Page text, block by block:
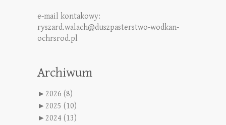
e-mail kontakowy:
ryszard.walach@duszpasterstwo-wodkan-
ochrsrod.pl
Archiwum
►2026 (8)
►2025 (10)
►2024 (13)